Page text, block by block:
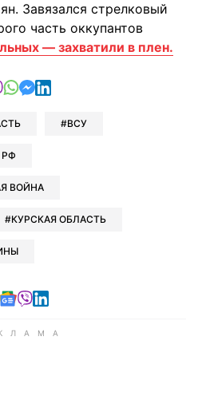
Завязался стрелковый
часть оккупантов
— захватили в плен.
в Telegram
в Facebook
в X
отправить в Viber
отправить в Whatsapp
отправить в Messenger
отправить в LinkedIn
ВСУ
РФ
ВОЙНА
КУРСКАЯ ОБЛАСТЬ
в Telegram
в Facebook
в X
Читайте в Google news
Читайте в Viber
Читайте в LinkedIn